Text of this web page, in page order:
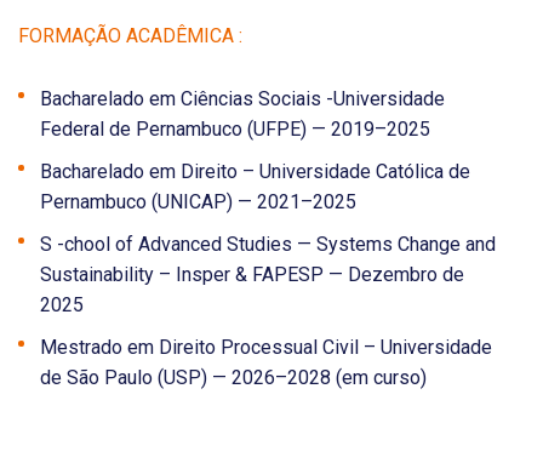
FORMAÇÃO ACADÊMICA :
Bacharelado em Ciências Sociais -Universidade
Federal de Pernambuco (UFPE) — 2019–2025
Bacharelado em Direito – Universidade Católica de
Pernambuco (UNICAP) — 2021–2025
S -chool of Advanced Studies — Systems Change and
Sustainability – Insper & FAPESP — Dezembro de
2025
Mestrado em Direito Processual Civil – Universidade
de São Paulo (USP) — 2026–2028 (em curso)